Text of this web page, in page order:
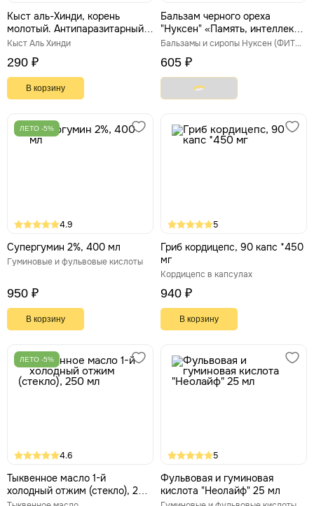
Кыст аль-Хинди, корень
молотый. Антипаразитарный,
100 г
Кыст Аль Хинди
290 ₽
В корзину
Бальзам черного ореха
"Нуксен" «Память, интеллект»,
100 мл
Бальзамы и сиропы Нуксен (ФИТЭКО)
605 ₽
ЛЕТО -5%
4.9
Супергумин 2%, 400 мл
Гуминовые и фульвовые кислоты
950 ₽
В корзину
5
Гриб кордицепс, 90 капс *450
мг
Кордицепс в капсулах
940 ₽
В корзину
ЛЕТО -5%
4.6
Тыквенное масло 1-й
холодный отжим (стекло), 250
мл
5
Фульвовая и гуминовая
кислота "Неолайф" 25 мл